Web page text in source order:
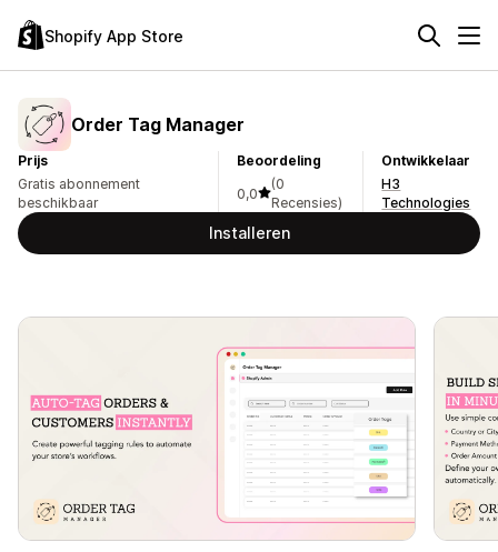
Shopify App Store
Order Tag Manager
Prijs
Gratis abonnement
beschikbaar
Beoordeling
0,0
(0
Recensies)
Ontwikkelaar
H3
Technologies
Installeren